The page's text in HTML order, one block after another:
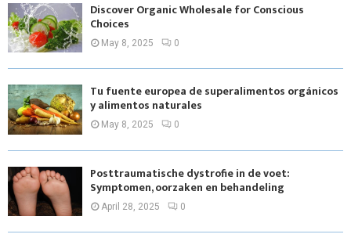
Discover Organic Wholesale for Conscious
Choices
May 8, 2025 0
Tu fuente europea de superalimentos orgánicos
y alimentos naturales
May 8, 2025 0
Posttraumatische dystrofie in de voet:
Symptomen, oorzaken en behandeling
April 28, 2025 0